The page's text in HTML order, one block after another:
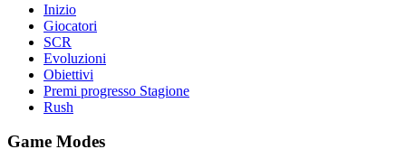
Inizio
Giocatori
SCR
Evoluzioni
Obiettivi
Premi progresso Stagione
Rush
Game Modes